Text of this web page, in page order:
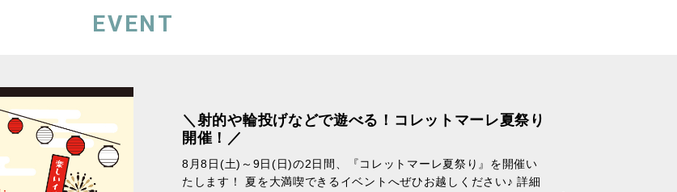
EVENT
＼射的や輪投げなどで遊べる！コレットマーレ夏祭り
開催！／
8月8日(土)～9日(日)の2日間、『コレットマーレ夏祭り』を開催い
たします！ 夏を大満喫できるイベントへぜひお越しください♪ 詳細